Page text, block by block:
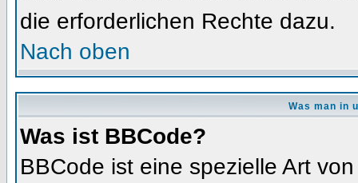
die erforderlichen Rechte dazu.
Nach oben
Was man in
Was ist BBCode?
BBCode ist eine spezielle Art